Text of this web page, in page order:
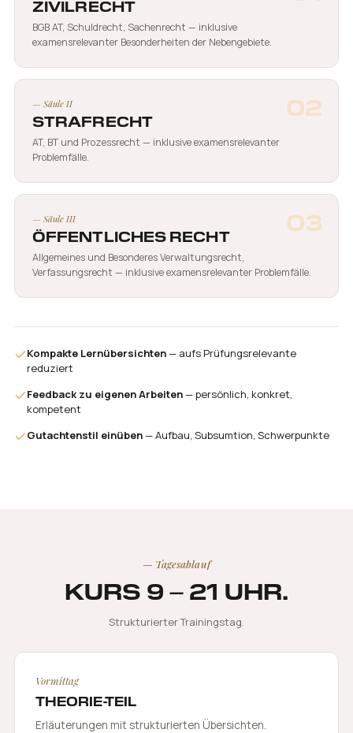
ZIVILRECHT
BGB AT, Schuldrecht, Sachenrecht — inklusive
examensrelevanter Besonderheiten der Nebengebiete.
02
— Säule II
STRAFRECHT
AT, BT und Prozessrecht — inklusive examensrelevanter
Problemfälle.
03
— Säule III
ÖFFENTLICHES RECHT
Allgemeines und Besonderes Verwaltungsrecht,
Verfassungsrecht — inklusive examensrelevanter Problemfälle.
Kompakte Lernübersichten— aufs Prüfungsrelevante
reduziert
Feedback zu eigenen Arbeiten— persönlich, konkret,
kompetent
Gutachtenstil einüben— Aufbau, Subsumtion, Schwerpunkte
— Tagesablauf
KURS 9 – 21 UHR.
Strukturierter Trainingstag.
Vormittag
THEORIE-TEIL
Erläuterungen mit strukturierten Übersichten.